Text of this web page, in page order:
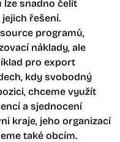
lze snadno čelit
řešení.
programů,
náklady, ale
pro export
kdy svobodný
chceme využít
a sjednocení
kraje, jeho organizací
také obcím.